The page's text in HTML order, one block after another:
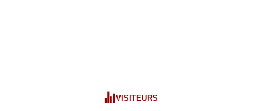
VISITEURS